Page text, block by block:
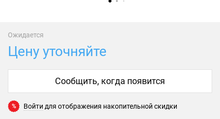
Ожидается
Цену уточняйте
Сообщить, когда появится
% Войти для отображения накопительной скидки